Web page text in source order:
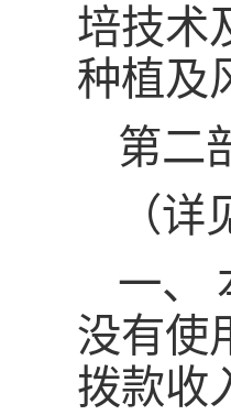
培技术
种植及
第二
（详
一、
没有使
拨款收